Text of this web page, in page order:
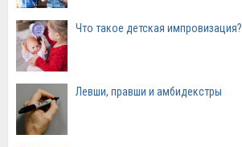
Что такое детская импровизация?
Левши, правши и амбидекстры